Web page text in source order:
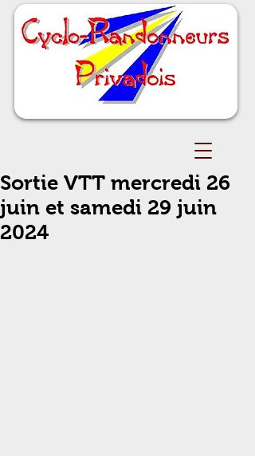
Sortie VTT mercredi 26
juin et samedi 29 juin
2024